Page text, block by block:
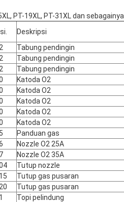
PT-19XL, PT-31XL dan sebagainya.
Deskripsi
Tabung pendingin
Tabung pendingin
Tabung pendingin
Katoda O2
Katoda O2
Katoda O2
Katoda O2
Katoda O2
Panduan gas
Nozzle O2 25A
Nozzle O2 35A
Tutup nozzle
Tutup gas pusaran
Tutup gas pusaran
Topi pelindung